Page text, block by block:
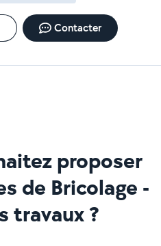
Contacter
proposer
de Bricolage -
travaux ?